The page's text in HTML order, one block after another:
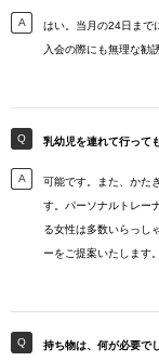
はい。当月の24日まで
入会の際にも無理な勧
乳幼児を連れて行って
可能です。また、かた
す。パーソナルトレー
る女性は多数いらっし
ーをご提案いたします。
持ち物は、何が必要で